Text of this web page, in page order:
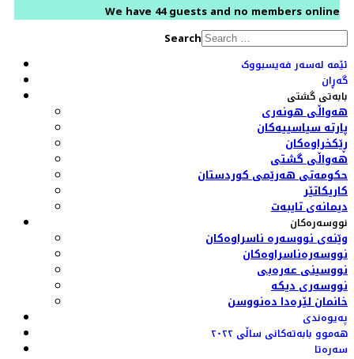
We have 44 guests and no members online
Search
ئێمە لەسەر فەیسبووک
گەڕان
بابەتی گشتی
هەواڵی هونەری
پارتە سیاسییەکان
ڕێکخراوەکان
هەواڵی گشتی
حکومەتی هەرێمی کوردستان
کاریکاتێر
دیمانەی تایبەت
نووسەرەکان
وێنەی نووسەرە ناسراوەکان
نووسەرەناسراوەکان
نووسینی عەرەبی
نووسەری دیکە
خانمان لێرەدا دەنووسن
پەیوەندی
هەموو بابەتەکانی ساڵی ٢٠٢٢
سەرەتا